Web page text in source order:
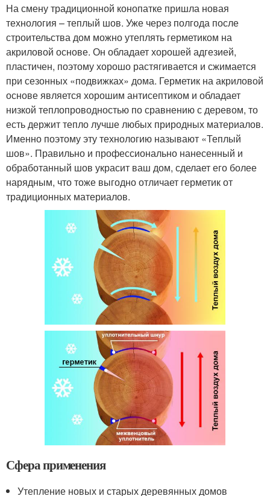
На смену традиционной конопатке пришла новая
технология – теплый шов. Уже через полгода после
строительства дом можно утеплять герметиком на
акриловой основе. Он обладает хорошей адгезией,
пластичен, поэтому хорошо растягивается и сжимается
при сезонных «подвижках» дома. Герметик на акриловой
основе является хорошим антисептиком и обладает
низкой теплопроводностью по сравнению с деревом, то
есть держит тепло лучше любых природных материалов.
Именно поэтому эту технологию называют «Теплый
шов». Правильно и профессионально нанесенный и
обработанный шов украсит ваш дом, сделает его более
нарядным, что тоже выгодно отличает герметик от
традиционных материалов.
Сфера применения
Утепление новых и старых деревянных домов